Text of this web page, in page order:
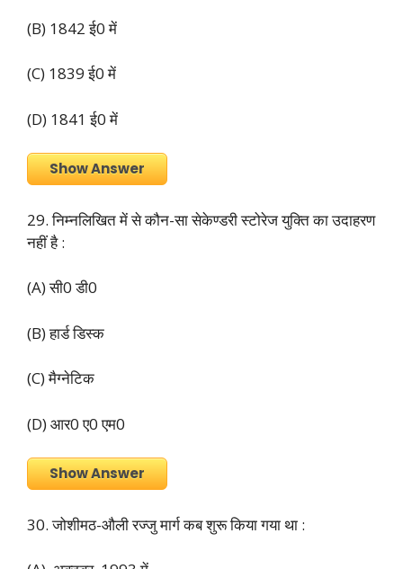
(B) 1842 ई0 में
(C) 1839 ई0 में
(D) 1841 ई0 में
Show Answer
29. निम्नलिखित में से कौन-सा सेकेण्डरी स्टोरेज युक्ति का उदाहरण
नहीं है :
(A) सी0 डी0
(B) हार्ड डिस्क
(C) मैग्नेटिक
(D) आर0 ए0 एम0
Show Answer
30. जोशीमठ-औली रज्जु मार्ग कब शुरू किया गया था :